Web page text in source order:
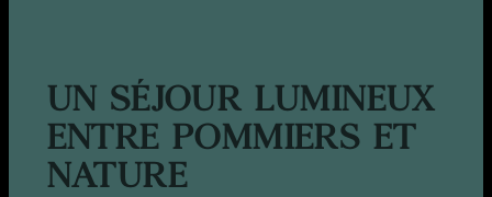
UN SÉJOUR LUMINEUX
ENTRE POMMIERS ET
NATURE